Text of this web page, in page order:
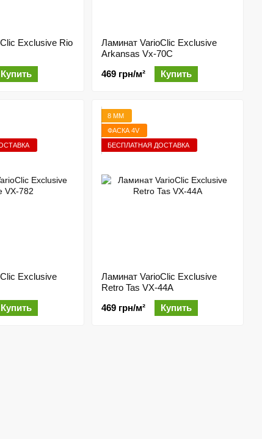
Exclusive Rio
Купить
Ламинат VarioClic Exclusive
Arkansas Vx-70C
469 грн/м²
Купить
Exclusive
Купить
8 ММ
ФАСКА 4V
БЕСПЛАТНАЯ ДОСТАВКА
Ламинат VarioClic Exclusive
Retro Tas VX-44A
469 грн/м²
Купить